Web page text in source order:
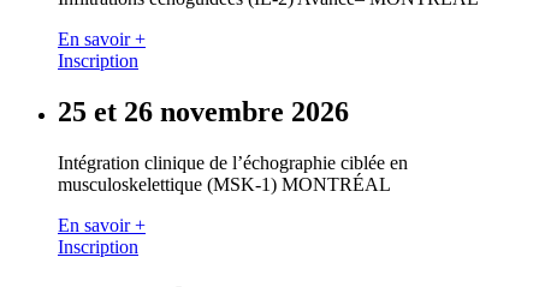
En savoir +
Inscription
25 et 26 novembre 2026
Intégration clinique de l’échographie ciblée en
musculoskelettique (MSK-1) MONTRÉAL
En savoir +
Inscription